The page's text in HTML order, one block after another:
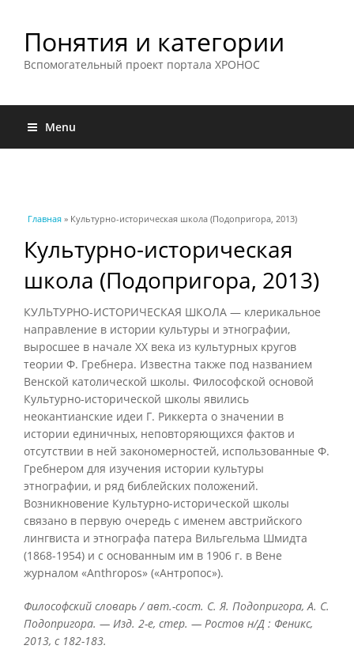
Понятия и категории
Вспомогательный проект портала ХРОНОС
Menu
Вы здесь
Главная » Культурно-историческая школа (Подопригора, 2013)
Культурно-историческая
школа (Подопригора, 2013)
КУЛЬТУРНО-ИСТОРИЧЕСКАЯ ШКОЛА — клерикальное
направление в истории культуры и этнографии,
выросшее в начале XX века из культурных кругов
теории Ф. Гребнера. Известна также под названием
Венской католической школы. Философской основой
Культурно-исторической школы явились
неокантианские идеи Г. Риккерта о значении в
истории единичных, неповторяющихся фактов и
отсутствии в ней закономерностей, использованные Ф.
Гребнером для изучения истории культуры
этнографии, и ряд библейских положений.
Возникновение Культурно-исторической школы
связано в первую очередь с именем австрийского
лингвиста и этнографа патера Вильгельма Шмидта
(1868-1954) и с основанным им в 1906 г. в Вене
журналом «Anthropos» («Антропос»).
Философский словарь / авт.-сост. С. Я. Подопригора, А. С.
Подопригора. — Изд. 2-е, стер. — Ростов н/Д : Феникс,
2013, с 182-183.